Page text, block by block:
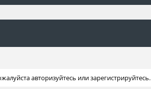
авторизуйтесь или зарегистрируйтесь.